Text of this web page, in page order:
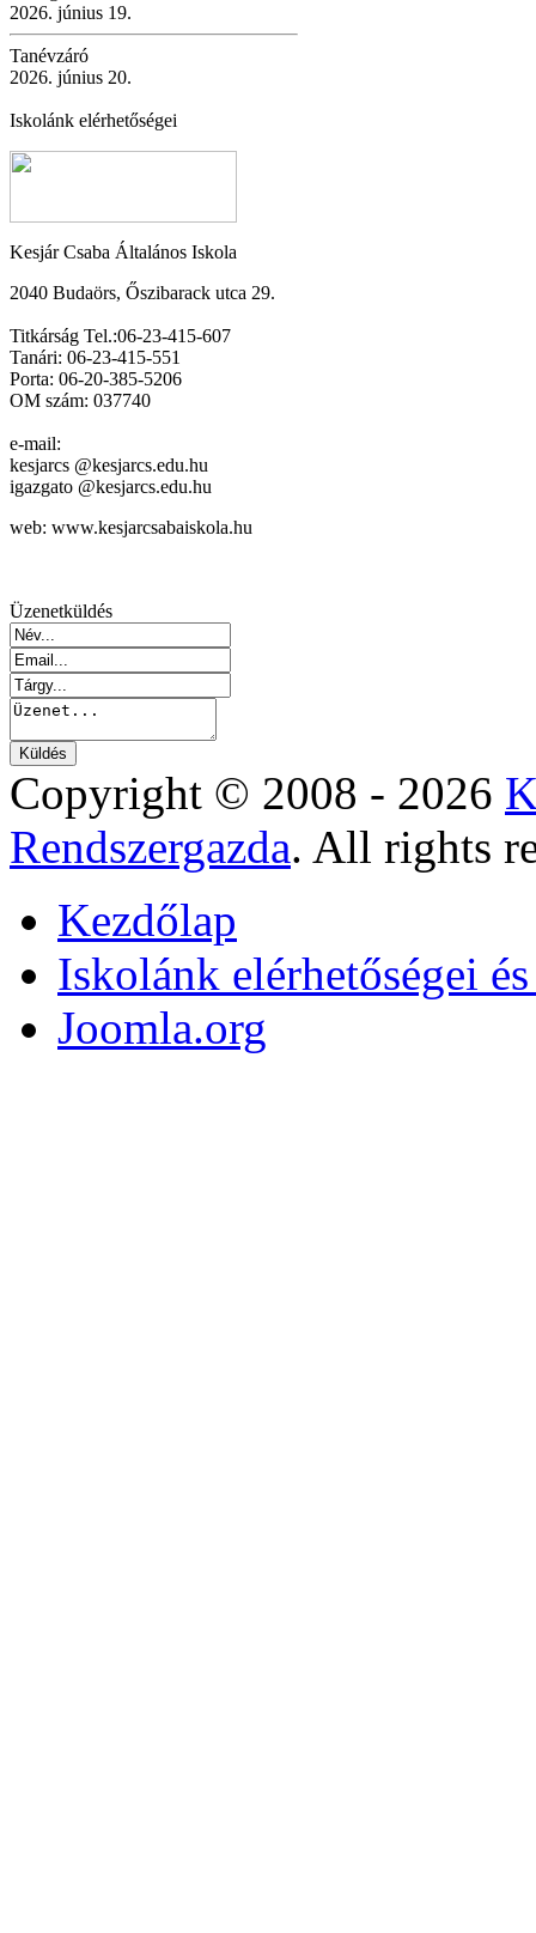
2026. június 19.
Tanévzáró
2026. június 20.
Iskolánk elérhetőségei
Kesjár Csaba Általános Iskola
2040 Budaörs, Őszibarack utca 29.
Titkárság Tel.:06-23-415-607
Tanári: 06-23-415-551
Porta: 06-20-385-5206
OM szám: 037740
e-mail:
kesjarcs @kesjarcs.edu.hu
igazgato @kesjarcs.edu.hu
web: www.kesjarcsabaiskola.hu
Üzenetküldés
Copyright © 2008 - 2026
Rendszergazda. All rights
Kezdőlap
Iskolánk elérhetőségei
Joomla.org